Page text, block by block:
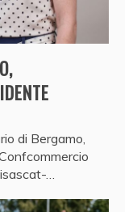
di Bergamo,
…